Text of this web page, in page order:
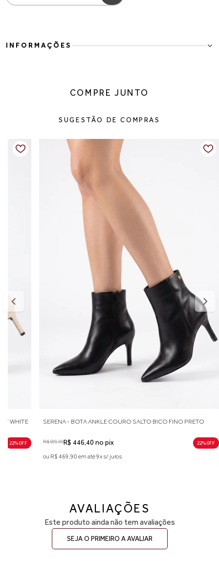
INFORMAÇÕES
looks casuais até combinações para ocasiões especiais.
alonga a silhueta, salto fino de aproximadamente 8 cm que traz
Detalhes do produto
Material: Couro
Altura aproximada do salto: 8 cm
Fechamento: Zíper lateral
Design clássico e sofisticado
34: aproximadamente 22,6 cm
35: aproximadamente 23,3 cm
36: aproximadamente 24 cm
37: aproximadamente 24,6 cm
38: aproximadamente 25,3 cm
Para escolher o tamanho ideal, meça o comprimento do pé do
dedão ao calcanhar e considere aproximadamente 0,5 cm de folga
para maior conforto. Caso sua medida fique entre duas
numerações, recomendamos optar pelo número maior. A primeira
troca é gratuita.
COMPRE JUNTO
SUGESTÃO DE COMPRAS
MARROM
22% 0FF
SERENA - BOTA ANKLE COURO SALTO BICO FINO OFF
R$ 599,90 R$ 446,40 no pix 22%
ou R$ 469,90 em até 9x s/ juros
AVALIAÇÕES
Este produto ainda não tem avaliações
SEJA O PRIMEIRO A AVALIAR